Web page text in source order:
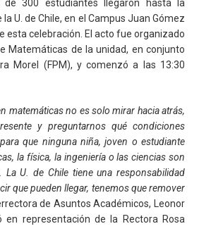
300 estudiantes llegaron hasta la
U. de Chile, en el Campus Juan Gómez
esta celebración. El acto fue organizado
Matemáticas de la unidad, en conjunto
Morel (FPM), y comenzó a las 13:30
matemáticas no es solo mirar hacia atrás,
y preguntarnos qué condiciones
que ninguna niña, joven o estudiante
la física, la ingeniería o las ciencias son
La U. de Chile tiene una responsabilidad
que pueden llegar, tenemos que remover
de Asuntos Académicos, Leonor
en representación de la Rectora Rosa